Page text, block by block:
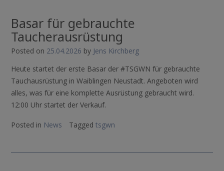
Basar für gebrauchte
Taucherausrüstung
Posted on 25.04.2026 by Jens Kirchberg
Heute startet der erste Basar der #TSGWN für gebrauchte
Tauchausrüstung in Waiblingen Neustadt. Angeboten wird
alles, was für eine komplette Ausrüstung gebraucht wird.
12:00 Uhr startet der Verkauf.
Posted in News Tagged tsgwn